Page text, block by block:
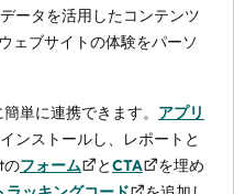
ータを活用したコンテンツ
ェブサイトの体験をパーソ
単に連携できます。 アプリ
ンストールし、レポートと
のフォーム とCTA
を埋め